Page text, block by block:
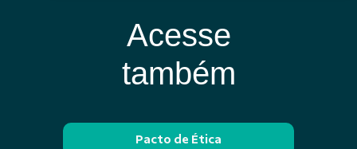
Acesse
também
Pacto de Ética